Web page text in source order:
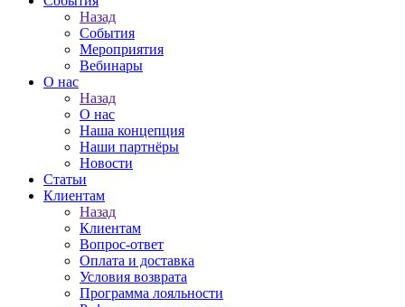
Назад
События
Мероприятия
Вебинары
О нас
Назад
О нас
Наша концепция
Наши партнёры
Новости
Статьи
Клиентам
Назад
Клиентам
Вопрос-ответ
Оплата и доставка
Условия возврата
Программа лояльности